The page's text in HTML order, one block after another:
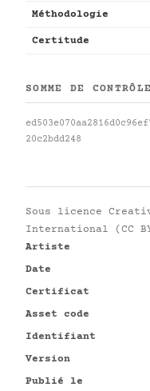
Méthodologie
Certitude
SOMME DE
20c2bdd248
Sous licence
International (CC
Artiste
Date
Certificat
Asset code
Identifiant
Version
Publié le